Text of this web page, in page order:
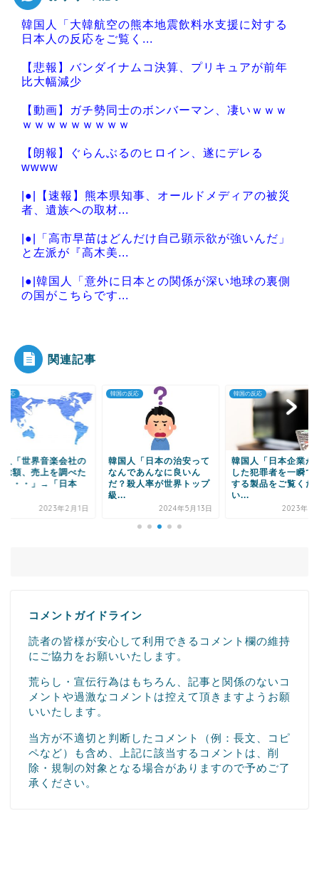
Powered by livedoor 相互RSS
韓国人「大韓航空の熊本地震飲料水支援に対する
日本人の反応をご覧く...
【悲報】バンダイナムコ決算、プリキュアが前年
比大幅減少
【動画】ガチ勢同士のボンバーマン、凄いｗｗｗ
ｗｗｗｗｗｗｗｗｗ
【朗報】ぐらんぶるのヒロイン、遂にデレる
wwww
|●|【速報】熊本県知事、オールドメディアの被災
者、遺族への取材...
|●|「高市早苗はどんだけ自己顕示欲が強いんだ」
と左派が『高木美...
|●|韓国人「意外に日本との関係が深い地球の裏側
の国がこちらです...
Powered by livedoor 相互RSS
関連記事
反応
人「世界音楽会社の
総額、売上を調べた
・・・」→「日本
2023年2月1日
韓国の反応
韓国人「日本の治安って
なんであんなに良いん
だ？殺人率が世界トップ
級...
2024年5月13日
韓国の反応
韓国人「日本企業が
した犯罪者を一瞬で
する製品をご覧くだ
い...
2023年3
コメントガイドライン
読者の皆様が安心して利用できるコメント欄の維持
にご協力をお願いいたします。
荒らし・宣伝行為はもちろん、記事と関係のないコ
メントや過激なコメントは控えて頂きますようお願
いいたします。
当方が不適切と判断したコメント（例：長文、コピ
ペなど）も含め、上記に該当するコメントは、削
除・規制の対象となる場合がありますので予めご了
承ください。